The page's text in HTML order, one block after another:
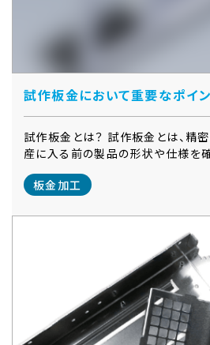
試作板金において重要なポイ
試作板金とは？ 試作板金とは、精
産に入る前の製品の形状や仕様を
板金加工